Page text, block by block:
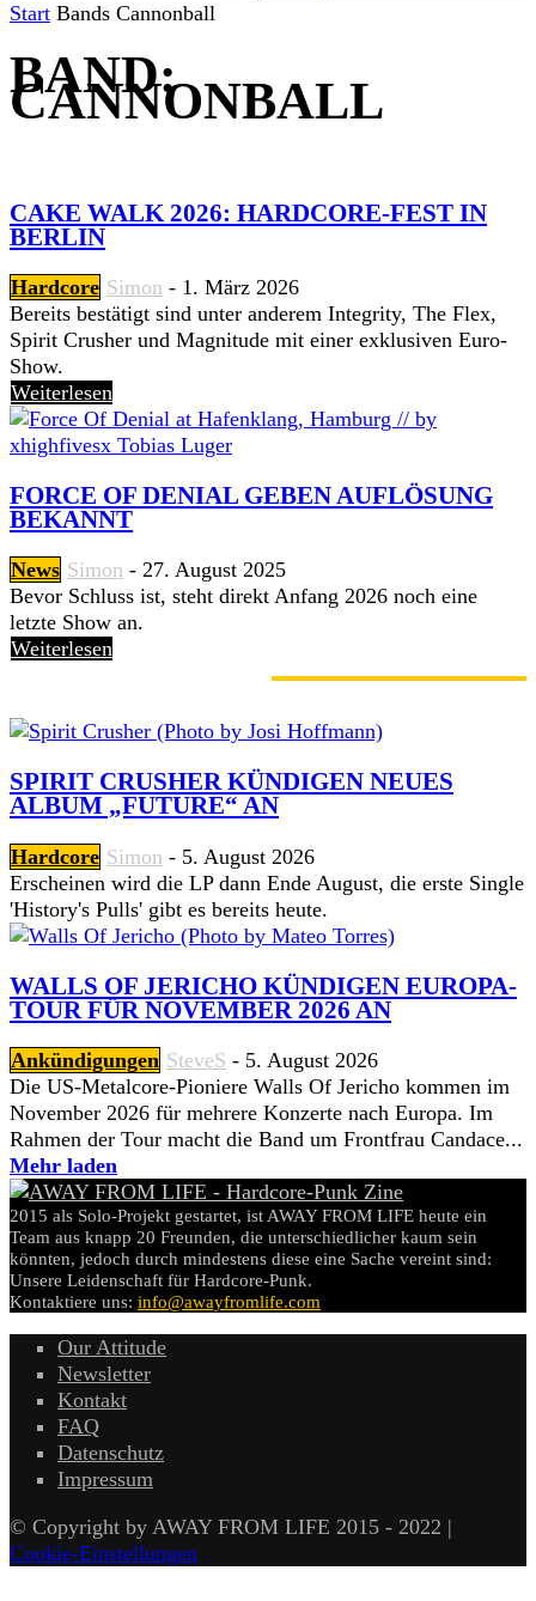
Start Bands Cannonball
BAND:
CANNONBALL
CAKE WALK 2026: HARDCORE-FEST IN
BERLIN
Hardcore Simon - 1. März 2026
Bereits bestätigt sind unter anderem Integrity, The Flex,
Spirit Crusher und Magnitude mit einer exklusiven Euro-
Show.
Weiterlesen
FORCE OF DENIAL GEBEN AUFLÖSUNG
BEKANNT
News Simon - 27. August 2025
Bevor Schluss ist, steht direkt Anfang 2026 noch eine
letzte Show an.
Weiterlesen
SPIRIT CRUSHER KÜNDIGEN NEUES
ALBUM „FUTURE“ AN
Hardcore Simon - 5. August 2026
Erscheinen wird die LP dann Ende August, die erste Single
'History's Pulls' gibt es bereits heute.
WALLS OF JERICHO KÜNDIGEN EUROPA-
TOUR FÜR NOVEMBER 2026 AN
Ankündigungen SteveS - 5. August 2026
Die US-Metalcore-Pioniere Walls Of Jericho kommen im
November 2026 für mehrere Konzerte nach Europa. Im
Rahmen der Tour macht die Band um Frontfrau Candace...
Mehr laden
2015 als Solo-Projekt gestartet, ist AWAY FROM LIFE heute ein
Team aus knapp 20 Freunden, die unterschiedlicher kaum sein
könnten, jedoch durch mindestens diese eine Sache vereint sind:
Unsere Leidenschaft für Hardcore-Punk.
Kontaktiere uns: info@awayfromlife.com
Our Attitude
Newsletter
Kontakt
FAQ
Datenschutz
Impressum
© Copyright by AWAY FROM LIFE 2015 - 2022 |
Cookie-Einstellungen